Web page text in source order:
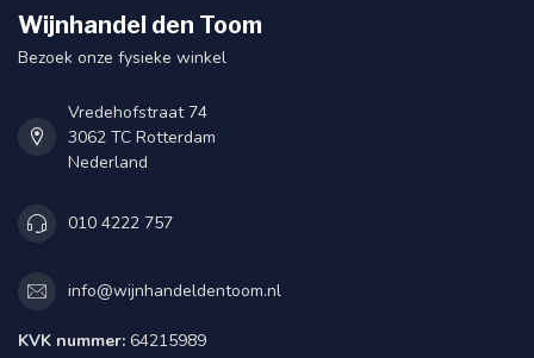
Wijnhandel den Toom
Bezoek onze fysieke winkel
Vredehofstraat 74
3062 TC Rotterdam
Nederland
010 4222 757
info@wijnhandeldentoom.nl
KVK nummer: 64215989